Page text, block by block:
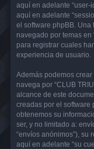
aquí en adelante “user-
aquí en adelante
el software phpBB. Una
navegado por temas en
para registrar cuales
experiencia de usuario.
Además podemos
navega por “CLUB
alcance de este
creadas por el software
obtenemos su
ser, y no limitado a:
“envíos anónimos”), su
aquí en adelante “su